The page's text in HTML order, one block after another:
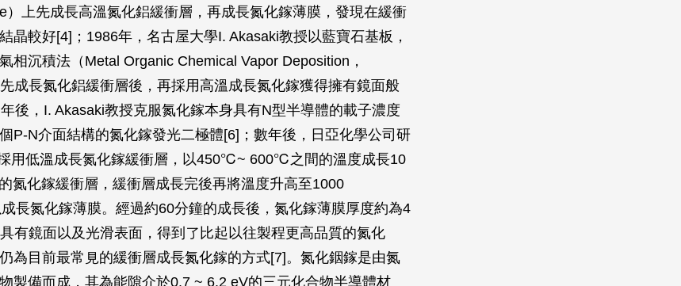
）上先成長高溫氮化鋁緩衝層，再成長氮化鎵薄膜，發現在緩衝
晶較好[4]；1986年，名古屋大學I. Akasaki教授以藍寶石基板，
相沉積法（Metal Organic Chemical Vapor Deposition，
成長氮化鋁緩衝層後，再採用高溫成長氮化鎵獲得擁有鏡面般
後，I. Akasaki教授克服氮化鎵本身具有N型半導體的載子濃度
P-N介面結構的氮化鎵發光二極體[6]；數年後，日亞化學公司研
用低溫成長氮化鎵緩衝層，以450℃~ 600℃之間的溫度成長10
氮化鎵緩衝層，緩衝層成長完後再將溫度升高至1000
氮化鎵薄膜。經過約60分鐘的成長後，氮化鎵薄膜厚度約為4
有鏡面以及光滑表面，得到了比起以往製程更高品質的氮化
為目前最常見的緩衝層成長氮化鎵的方式[7]。氮化銦鎵是由氮
製備而成，其為能隙介於0.7 ~ 6.2 eV的三元化合物半導體材